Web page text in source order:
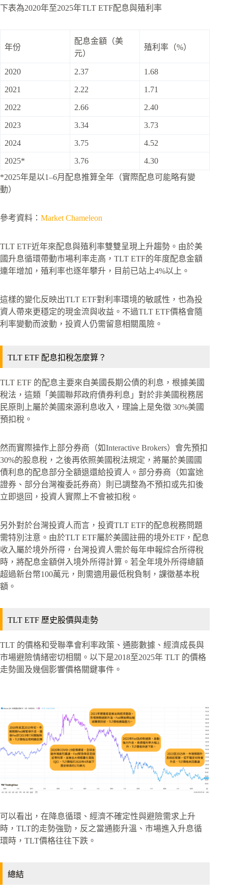
下表為2020年至2025年TLT ETF配息與殖利率
年份
配息金額（美
元）
殖利率（%）
2020 2.37 1.68
2021 2.22 1.71
2022 2.66 2.40
2023 3.34 3.73
2024 3.75 4.52
2025* 3.76
4.30
*2025年是以1–6月配息推算全年（實際配息可能略有變
動）
參考資料： Market Chameleon
TLT ETF近年來配息與殖利率雙雙呈現上升趨勢。由於美
國升息循環帶動市場利率走高，TLT ETF的年度配息金額
連年增加，殖利率也逐年攀升，目前已站上4%以上。
這樣的變化反映出TLT ETF對利率環境的敏感性，也為投
資人帶來更穩定的現金流與收益。不過TLT ETF價格會隨
利率變動而波動，投資人仍需留意相關風險。
TLT ETF 配息扣稅怎麼算？
TLT ETF 的配息主要來自美國長期公債的利息，根據美國
稅法，這類「美國聯邦政府債券利息」對於非美國稅務居
民原則上屬於美國來源利息收入，理論上是免徵 30%美國
預扣稅。
然而實際操作上部分券商（如Interactive Brokers）會先預扣
30%的股息稅，之後再依照美國稅法規定，將屬於美國國
債利息的配息部分全額退還給投資人。部分券商（如富途
證券、部分台灣複委託券商）則已調整為不預扣或先扣後
立即退回，投資人實際上不會被扣稅。
另外對於台灣投資人而言，投資TLT ETF的配息稅務問題
需特別注意。由於TLT ETF屬於美國註冊的境外ETF，配息
收入屬於境外所得，台灣投資人需於每年申報綜合所得稅
時，將配息金額併入境外所得計算。若全年境外所得總額
超過新台幣100萬元，則需適用最低稅負制，課徵基本稅
額。
TLT ETF 歷史股價與走勢
TLT 的價格和受聯準會利率政策、通膨數據、經濟成長與
市場避險情緒密切相關。以下是2018至2025年 TLT 的價格
走勢圖及幾個影響價格關鍵事件。
可以看出，在降息循環、經濟不確定性與避險需求上升
時，TLT的走勢強勁，反之當通膨升溫、市場進入升息循
環時，TLT價格往往下跌。
總結